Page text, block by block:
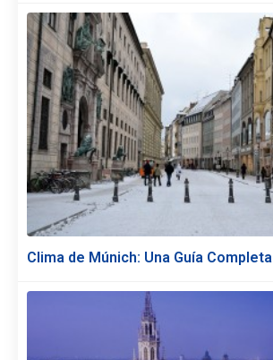
Clima de Múnich: Una Guía Completa